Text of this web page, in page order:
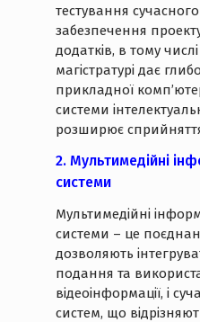
тестування
забезпечення
додатків, в тому
магістратурі дає
прикладної
системи
розширює сприйняття
2. Мультимедійні
системи
Мультимедійні
системи – це
дозволяють
подання та
відеоінформації, і
систем, що